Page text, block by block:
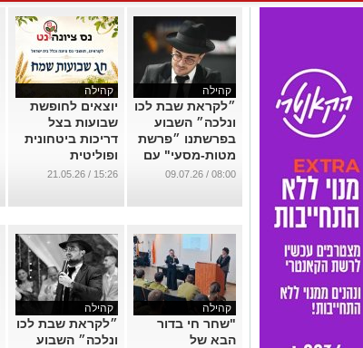
קהילה
״לקראת שבת לכו
ונלכה״ השבוע
בפרשתנו ״פרשת
מטות-מסעי" עם
הרב דוד טימסית
...
08:00 / 09.07.26
קהילה
יוצאים לחופשת
שבועות בצל
דריכות ביטחונית
ופוליטית
...
15:26 / 21.05.26
קהילה
"שחר חי בדור
הבא של
קהילה
״לקראת שבת לכו
ונלכה״ השבוע